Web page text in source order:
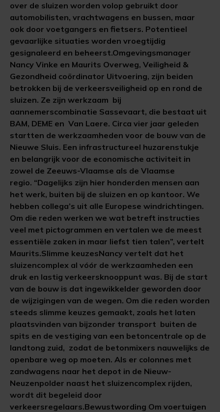
over de sluizen worden volop gebruikt door
automobilisten, vrachtwagens en bussen, maar
ook door voetgangers en fietsers. Potentieel
gevaarlijke situaties worden vroegtijdig
gesignaleerd en beheerst.Omgevingsmanager
Nancy Vinke en Maurits Overweg, Veiligheid &
Gezondheid coördinator Uitvoering, zijn beiden
betrokken bij de verkeersveiligheid op en rond de
sluizen. Ze zijn werkzaam bij
aannemerscombinatie Sassevaart, die bestaat uit
BAM, DEME en Van Laere. Circa vier jaar geleden
startten de werkzaamheden voor de bouw van de
Nieuwe Sluis. Een infrastructureel huzarenstukje
en belangrijk voor de economische activiteit in
zowel de Zeeuws-Vlaamse als de Vlaamse
regio. “Dagelijks zijn hier honderden mensen aan
het werk, buiten bij de sluizen en op kantoor. We
hebben collega’s uit alle Europese windrichtingen.
Om die reden werken we wat betreft instructies
veel met pictogrammen en vertalen we de meest
essentiële zaken in maar liefst tien talen”, vertelt
Maurits.Slimme keuzesNancy vertelt dat het
sluizencomplex al vóór de werkzaamheden een
druk en lastig verkeersknooppunt was. Bij de start
van de bouw is dat ingewikkelder geworden door
de wijzigingen van de wegen. Om die reden worden
steeds slimme keuzes gemaakt, zoals het laten
plaatsvinden van bijzonder transport buiten de
spits en de vestiging van een betoncentrale op de
landtong zuid, zodat de betonmixers nauwelijks de
openbare weg op moeten. Als er colonnes met
zandwagens naar het depot in de Nieuw-
Neuzenpolder naast het sluizencomplex rijden,
wordt dit begeleid door
verkeersregelaars.Bewustwording Om voertuigen